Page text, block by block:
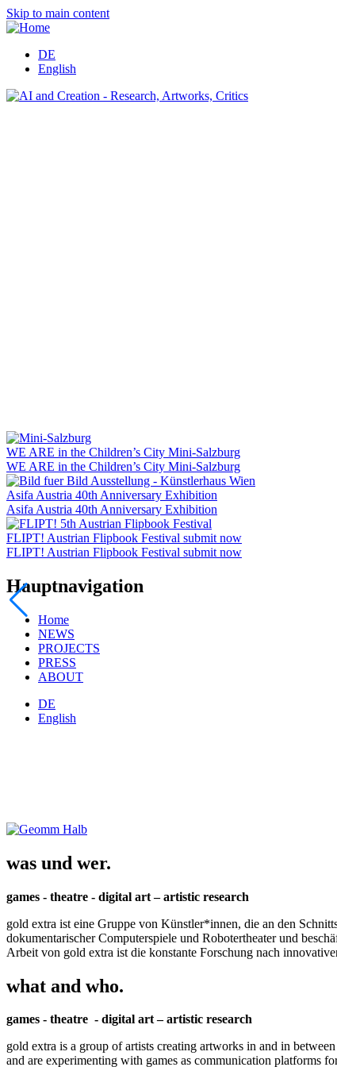
Skip to main content
DE
English
WE ARE in the Children’s City Mini-Salzburg
WE ARE in the Children’s City Mini-Salzburg
Asifa Austria 40th Anniversary Exhibition
Asifa Austria 40th Anniversary Exhibition
FLIPT! Austrian Flipbook Festival submit now
FLIPT! Austrian Flipbook Festival submit now
Hauptnavigation
Home
NEWS
PROJECTS
PRESS
ABOUT
DE
English
was und wer.
games - theatre - digital art – artistic research
gold extra ist eine Gruppe von Künstler*innen, die an den
dokumentarischer Computerspiele und Robotertheater und
Arbeit von gold extra ist die konstante Forschung nach
what and who.
games - theatre - digital art – artistic research
gold extra is a group of artists creating artworks in and in
and are experimenting with games as communication platforms